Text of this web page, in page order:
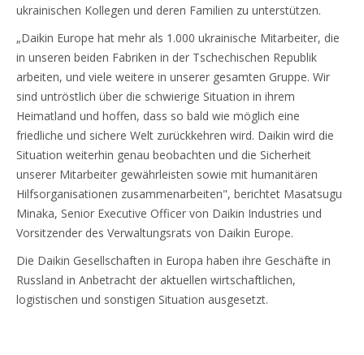
ukrainischen Kollegen und deren Familien zu unterstützen.
„Daikin Europe hat mehr als 1.000 ukrainische Mitarbeiter, die
in unseren beiden Fabriken in der Tschechischen Republik
arbeiten, und viele weitere in unserer gesamten Gruppe. Wir
sind untröstlich über die schwierige Situation in ihrem
Heimatland und hoffen, dass so bald wie möglich eine
friedliche und sichere Welt zurückkehren wird. Daikin wird die
Situation weiterhin genau beobachten und die Sicherheit
unserer Mitarbeiter gewährleisten sowie mit humanitären
Hilfsorganisationen zusammenarbeiten", berichtet Masatsugu
Minaka, Senior Executive Officer von Daikin Industries und
Vorsitzender des Verwaltungsrats von Daikin Europe.
Die Daikin Gesellschaften in Europa haben ihre Geschäfte in
Russland in Anbetracht der aktuellen wirtschaftlichen,
logistischen und sonstigen Situation ausgesetzt.